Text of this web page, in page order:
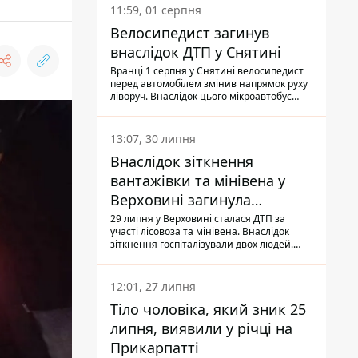
11:59, 01 серпня
Велосипедист загинув
внаслідок ДТП у Снятині
Вранці 1 серпня у Снятині велосипедист
перед автомобілем змінив напрямок руху
ліворуч. Внаслідок цього мікроавтобус
13:07, 30 липня
Внаслідок зіткнення
вантажівки та мінівена у
Верховині загинула
пасажирка, водійка - у
лікарні
29 липня у Верховині сталася ДТП за
участі лісовоза та мінівена. Внаслідок
зіткнення госпіталізували двох людей.
Також травми отримала водійка
автомобіля.
12:01, 27 липня
Тіло чоловіка, який зник 25
липня, виявили у річці на
Прикарпатті